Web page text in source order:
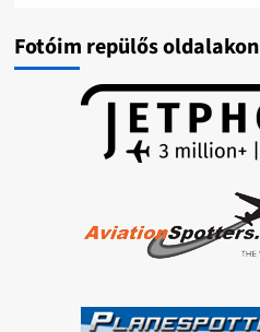
Fotóim repülős oldalakon